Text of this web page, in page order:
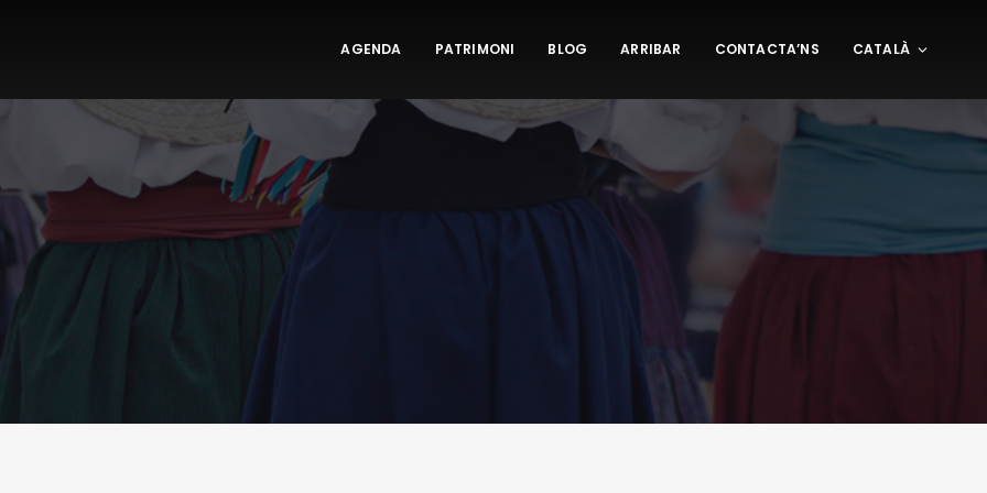
AGENDA PATRIMONI BLOG ARRIBAR CONTACTA’NS CATALÀ